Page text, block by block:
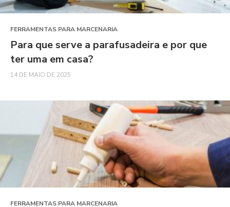
FERRAMENTAS PARA MARCENARIA
Para que serve a parafusadeira e por que
ter uma em casa?
14 DE MAIO DE 2025
FERRAMENTAS PARA MARCENARIA